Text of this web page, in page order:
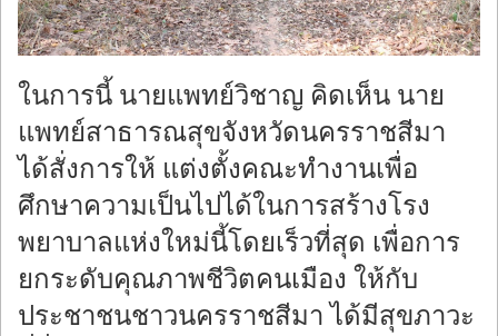
ในการนี้ นายแพทย์วิชาญ คิดเห็น นาย
แพทย์สาธารณสุขจังหวัดนครราชสีมา
ได้สั่งการให้ แต่งตั้งคณะทำงานเพื่อ
ศึกษาความเป็นไปได้ในการสร้างโรง
พยาบาลแห่งใหม่นี้โดยเร็วที่สุด เพื่อการ
ยกระดับคุณภาพชีวิตคนเมือง ให้กับ
ประชาชนชาวนครราชสีมา ได้มีสุขภาวะ